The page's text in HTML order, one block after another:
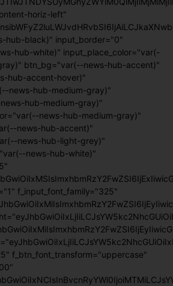
horiz-left"
hub-black)" input_border="0"
hub-white)" input_place_color="var(-
btn_bg="var(--news-hub-accent)"
hub-accent-hover)"
news-hub-medium-gray)"
hub-medium-gray)"
news-hub-medium-gray)"
news-hub-accent)"
news-hub-light-grey)"
news-hub-white)"
f_input_font_family="325"
f_btn_font_transform="uppercase"